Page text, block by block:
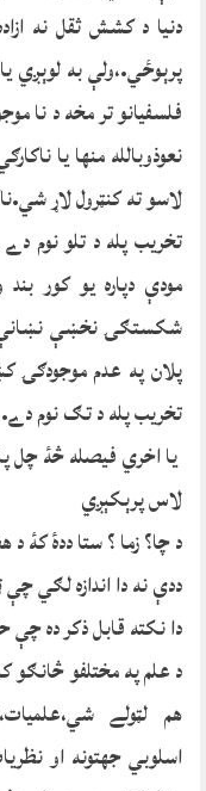
دنيا د کشش ثقل نه
پرېوځي.،ولې به
فلسفيانو تر مخه د نا
لاسو ته کنټرول لاړ
تخريب پله د تلو نوم
مودې دپاره يو کور
شکستګۍ نخښې نښانې
پلان په عدم
تخريب پله د تګ نوم دے.
يا اخري فيصله څۀ چل
لاس پرېکېږي
د چا؟ زما ؟ ستا ددۀ کۀ د
ددې نه دا اندازه لګي
دا نکته قابل ذکر ده
د علم په مختلفو
هم لټولے
اسلوبي جهتونه او